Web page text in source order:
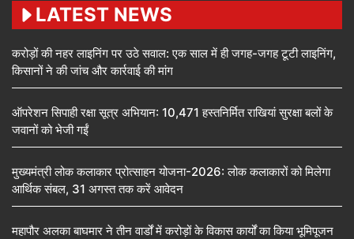
LATEST NEWS
करोड़ों की नहर लाइनिंग पर उठे सवाल: एक साल में ही जगह-जगह टूटी लाइनिंग,
किसानों ने की जांच और कार्रवाई की मांग
ऑपरेशन सिपाही रक्षा सूत्र अभियान: 10,471 हस्तनिर्मित राखियां सुरक्षा बलों के
जवानों को भेजी गईं
मुख्यमंत्री लोक कलाकार प्रोत्साहन योजना-2026: लोक कलाकारों को मिलेगा
आर्थिक संबल, 31 अगस्त तक करें आवेदन
महापौर अलका बाघमार ने तीन वार्डों में करोड़ों के विकास कार्यों का किया भूमिपूजन